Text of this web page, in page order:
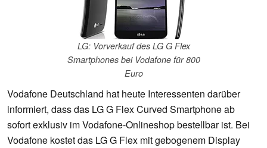
LG: Vorverkauf des LG G Flex
Smartphones bei Vodafone für 800
Euro
Vodafone Deutschland hat heute Interessenten darüber
informiert, dass das LG G Flex Curved Smartphone ab
sofort exklusiv im Vodafone-Onlineshop bestellbar ist. Bei
Vodafone kostet das LG G Flex mit gebogenem Display